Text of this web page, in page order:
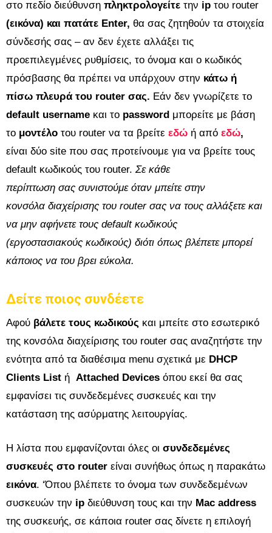
στο πεδίο διεύθυνση πληκτρολογείτε την ip του router
(εικόνα) και πατάτε Enter, θα σας ζητηθούν τα στοιχεία
σύνδεσής σας – αν δεν έχετε αλλάξει τις
προεπιλεγμένες ρυθμίσεις, το όνομα και ο κωδικός
πρόσβασης θα πρέπει να υπάρχουν στην κάτω ή
πίσω πλευρά του router σας. Εάν δεν γνωρίζετε το
default username και το password μπορείτε με βάση
το μοντέλο του router να τα βρείτε εδώ ή από εδώ,
είναι δύο site που σας προτείνουμε για να βρείτε τους
default κωδικούς του router. Σε κάθε
περίπτωση σας συνιστούμε όταν μπείτε στην
κονσόλα διαχείρισης του router σας να τους αλλάξετε και
να μην αφήνετε τους default κωδικούς
(εργοστασιακούς κωδικούς) διότι όπως βλέπετε μπορεί
κάποιος να του βρει εύκολα.
Δείτε ποιος συνδέετε
Αφού βάλετε τους κωδικούς και μπείτε στο εσωτερικό
της κονσόλα διαχείρισης του router σας αναζητήστε την
ενότητα από τα διαθέσιμα menu σχετικά με DHCP
Clients List ή Attached Devices όπου εκεί θα σας
εμφανίσει τις συνδεδεμένες συσκευές και την
κατάσταση της ασύρματης λειτουργίας.
Η λίστα που εμφανίζονται όλες οι συνδεδεμένες
συσκευές στο router είναι συνήθως όπως η παρακάτω
εικόνα. ‘Όπου βλέπετε το όνομα των συνδεδεμένων
συσκευών την ip διεύθυνση τους και την Mac address
της συσκευής, σε κάποια router σας δίνετε η επιλογή